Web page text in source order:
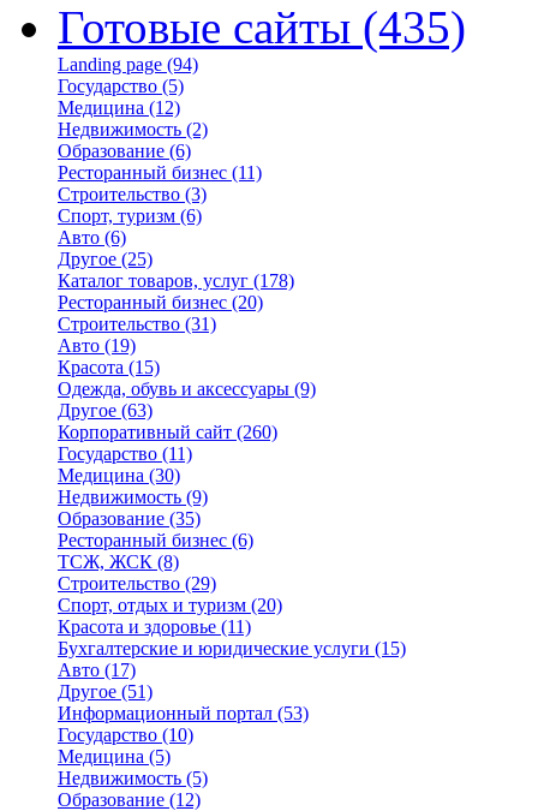
Готовые сайты (435)
Landing page (94)
Государство (5)
Медицина (12)
Недвижимость (2)
Образование (6)
Ресторанный бизнес (11)
Строительство (3)
Спорт, туризм (6)
Авто (6)
Другое (25)
Каталог товаров, услуг (178)
Ресторанный бизнес (20)
Строительство (31)
Авто (19)
Красота (15)
Одежда, обувь и аксессуары (9)
Другое (63)
Корпоративный сайт (260)
Государство (11)
Медицина (30)
Недвижимость (9)
Образование (35)
Ресторанный бизнес (6)
ТСЖ, ЖСК (8)
Строительство (29)
Спорт, отдых и туризм (20)
Красота и здоровье (11)
Бухгалтерские и юридические услуги (15)
Авто (17)
Другое (51)
Информационный портал (53)
Государство (10)
Медицина (5)
Недвижимость (5)
Образование (12)